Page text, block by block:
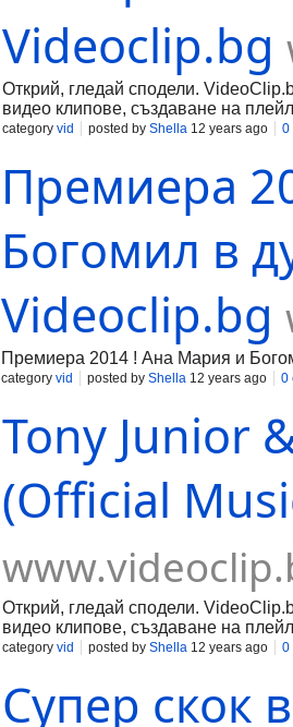
Videoclip.bg
Открий, гледай сподели.
видео клипове, създаване на
category vid posted by Shella 12 years ago 0
Премиера
Богомил в
Videoclip.bg
Премиера 2014 ! Ана Мария и
category vid posted by Shella 12 years ago 0
Tony Junior
(Official
Открий, гледай сподели.
видео клипове, създаване на
category vid posted by Shella 12 years ago 0
Супер скок